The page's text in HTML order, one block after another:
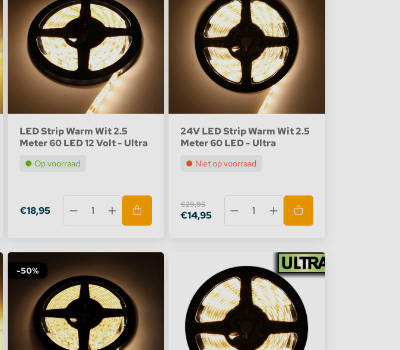
LED Strip Warm Wit 2.5
Meter 60 LED 12 Volt - Ultra
Op voorraad
€18,95
24V LED Strip Warm Wit 2.5
Meter 60 LED - Ultra
Niet op voorraad
€29,95
€14,95
-50%